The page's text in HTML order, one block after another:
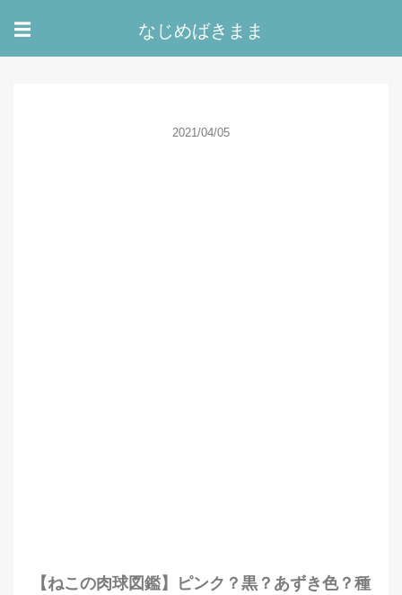
☰ なじめばきまま
2021/04/05
【ねこの肉球図鑑】ピンク？黒？あずき色？種